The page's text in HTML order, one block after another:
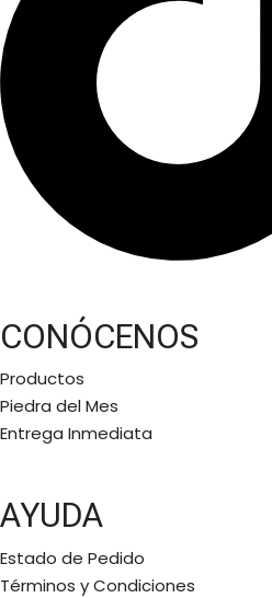
CONÓCENOS
Productos
Piedra del Mes
Entrega Inmediata
AYUDA
Estado de Pedido
Términos y Condiciones